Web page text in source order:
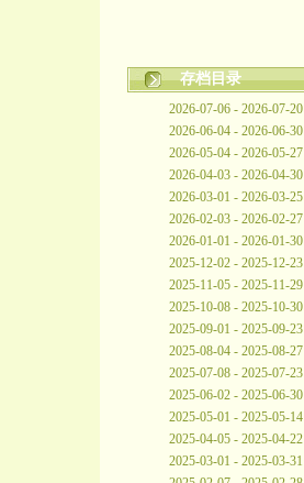
存档目录
2026-07-06 - 2026-07-20
2026-06-04 - 2026-06-30
2026-05-04 - 2026-05-27
2026-04-03 - 2026-04-30
2026-03-01 - 2026-03-25
2026-02-03 - 2026-02-27
2026-01-01 - 2026-01-30
2025-12-02 - 2025-12-23
2025-11-05 - 2025-11-29
2025-10-08 - 2025-10-30
2025-09-01 - 2025-09-23
2025-08-04 - 2025-08-27
2025-07-08 - 2025-07-23
2025-06-02 - 2025-06-30
2025-05-01 - 2025-05-14
2025-04-05 - 2025-04-22
2025-03-01 - 2025-03-31